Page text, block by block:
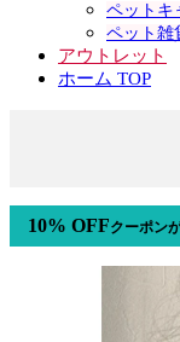
ペットキ
ペット雑
アウトレット
ホーム TOP
10% OFFクーポン